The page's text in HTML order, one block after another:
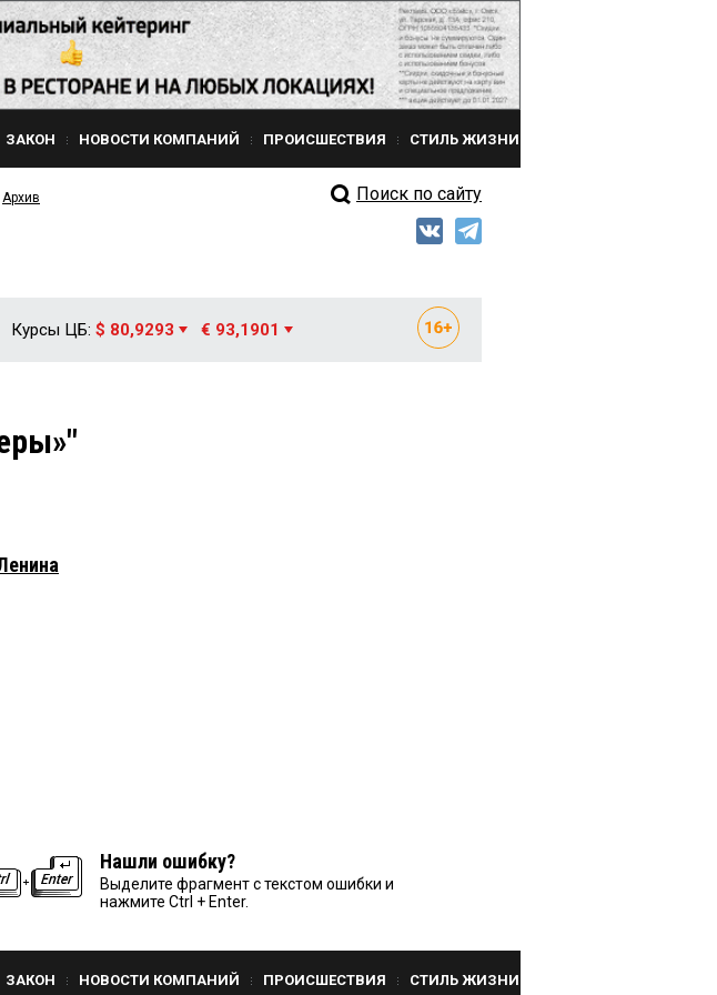
ЗАКОН НОВОСТИ КОМПАНИЙ ПРОИСШЕСТВИЯ СТИЛЬ ЖИЗНИ
Архив Поиск по сайту
Курсы ЦБ: $ 80,9293 € 93,1901
Нашли ошибку?
Выделите фрагмент с текстом ошибки и
нажмите Ctrl + Enter.
ЗАКОН НОВОСТИ КОМПАНИЙ ПРОИСШЕСТВИЯ СТИЛЬ ЖИЗНИ